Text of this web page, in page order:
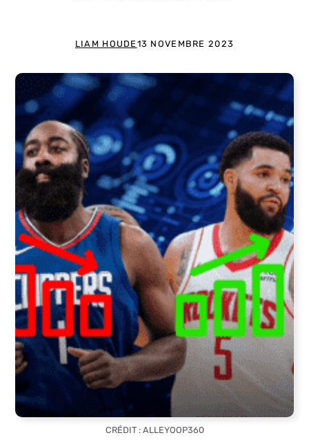
LIAM HOUDE 13 NOVEMBRE 2023
CRÉDIT : ALLEYOOP360